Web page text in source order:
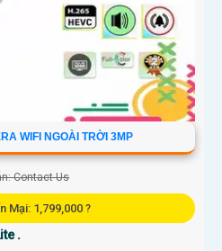
WIFI NGOÀI TRỜI 3MP
Contact Us
Mại: 1,799,000 ?
.